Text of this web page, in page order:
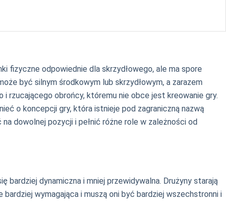
fizyczne odpowiednie dla skrzydłowego, ale ma spore
być silnym środkowym lub skrzydłowym, a zarazem
rzucającego obrońcy, któremu nie obce jest kreowanie gry.
o koncepcji gry, która istnieje pod zagraniczną nazwą
dowolnej pozycji i pełnić różne role w zależności od
bardziej dynamiczna i mniej przewidywalna. Drużyny starają
wymagająca i muszą oni być bardziej wszechstronni i